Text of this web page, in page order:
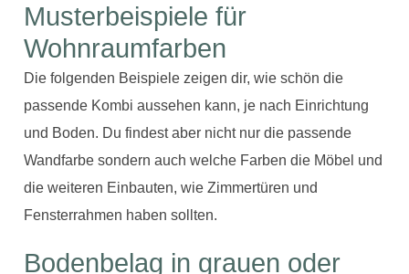
Musterbeispiele für
Wohnraumfarben
Die folgenden Beispiele zeigen dir, wie schön die
passende Kombi aussehen kann, je nach Einrichtung
und Boden. Du findest aber nicht nur die passende
Wandfarbe sondern auch welche Farben die Möbel und
die weiteren Einbauten, wie Zimmertüren und
Fensterrahmen haben sollten.
Bodenbelag in grauen oder